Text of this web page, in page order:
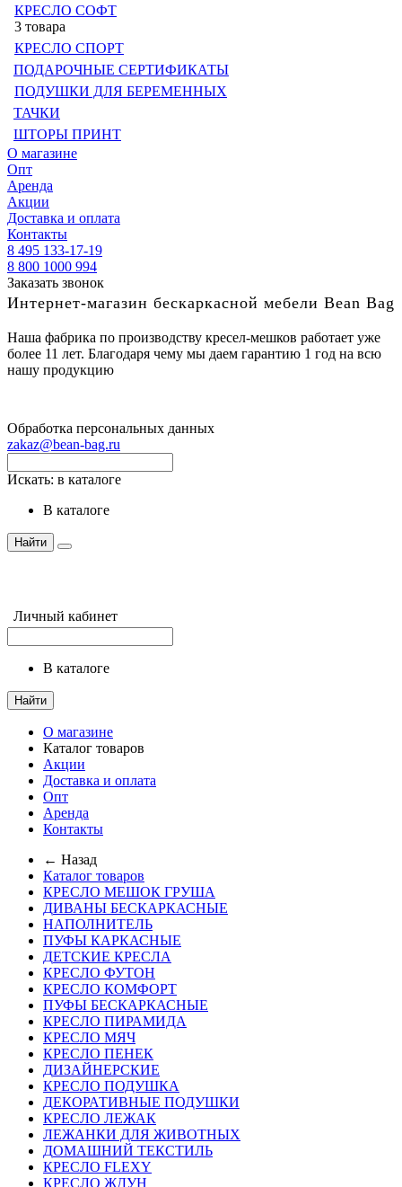
КРЕСЛО СОФТ
3 товара
КРЕСЛО СПОРТ
ПОДАРОЧНЫЕ СЕРТИФИКАТЫ
ПОДУШКИ ДЛЯ БЕРЕМЕННЫХ
ТАЧКИ
ШТОРЫ ПРИНТ
О магазине
Опт
Аренда
Акции
Доставка и оплата
Контакты
8 495 133-17-19
8 800 1000 994
Заказать звонок
Интернет-магазин бескаркасной мебели Bean Bag
Наша фабрика по производству кресел-мешков работает уже
более 11 лет. Благодаря чему мы даем гарантию 1 год на всю
нашу продукцию
Обработка персональных данных
zakaz@bean-bag.ru
Искать: в каталоге
в каталоге
Найти
Личный кабинет
в каталоге
Найти
О магазине
Каталог товаров
Акции
Доставка и оплата
Опт
Аренда
Контакты
← Назад
Каталог товаров
КРЕСЛО МЕШОК ГРУША
ДИВАНЫ БЕСКАРКАСНЫЕ
НАПОЛНИТЕЛЬ
ПУФЫ КАРКАСНЫЕ
ДЕТСКИЕ КРЕСЛА
КРЕСЛО ФУТОН
КРЕСЛО КОМФОРТ
ПУФЫ БЕСКАРКАСНЫЕ
КРЕСЛО ПИРАМИДА
КРЕСЛО МЯЧ
КРЕСЛО ПЕНЕК
ДИЗАЙНЕРСКИЕ
КРЕСЛО ПОДУШКА
ДЕКОРАТИВНЫЕ ПОДУШКИ
КРЕСЛО ЛЕЖАК
ЛЕЖАНКИ ДЛЯ ЖИВОТНЫХ
ДОМАШНИЙ ТЕКСТИЛЬ
КРЕСЛО FLEXY
КРЕСЛО ЖДУН